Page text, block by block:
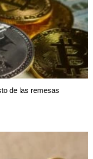
de las remesas